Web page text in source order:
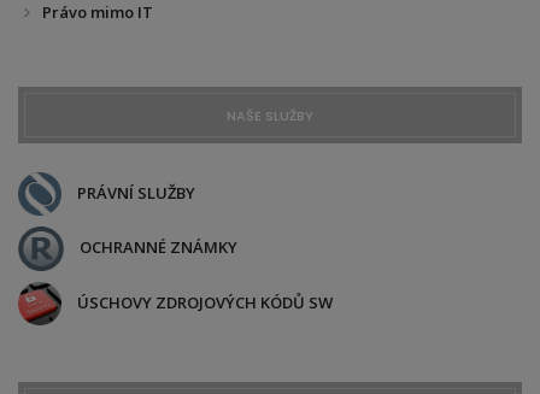
Právo mimo IT
NAŠE SLUŽBY
PRÁVNÍ SLUŽBY
OCHRANNÉ ZNÁMKY
ÚSCHOVY ZDROJOVÝCH KÓDŮ SW